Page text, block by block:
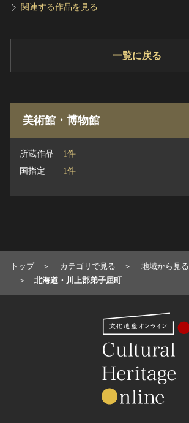
関連する作品を見る
一覧に戻る
美術館・博物館
所蔵作品
1件
国指定
1件
トップ カテゴリで見る
地域から見る
北海道・川上郡弟子屈町